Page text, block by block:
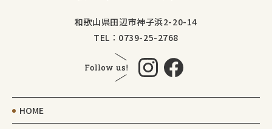
和歌山県田辺市神子浜2-20-14
TEL：0739-25-2768
HOME